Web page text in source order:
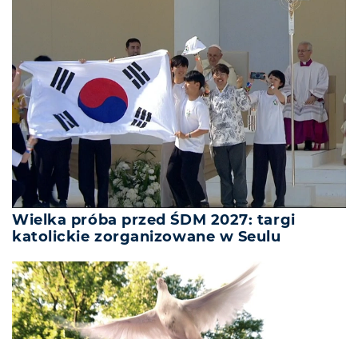
Wielka próba przed ŚDM 2027: targi
katolickie zorganizowane w Seulu